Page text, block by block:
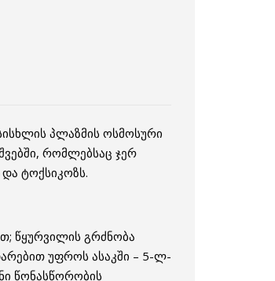
პლაზმის ოსმოსური
რომლებსაც ჯერ
ტოქსიკოზს.
წყურვილის გრძნობა
უფროს ასაკში – 5-ლ-
წონასწორობის